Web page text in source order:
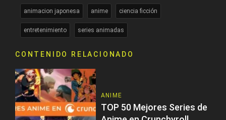
animacion japonesa anime ciencia ficción
entretenimiento series animadas
CONTENIDO RELACIONADO
ANIME
TOP 50 Mejores Series de